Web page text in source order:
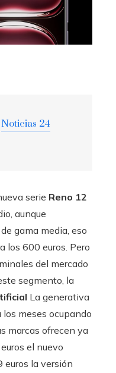
Noticias 24
serie Reno 12
aunque
gama media, eso
los 600 euros. Pero
del mercado
segmento, la
La generativa
los meses ocupando
marcas ofrecen ya
el nuevo
euros la versión